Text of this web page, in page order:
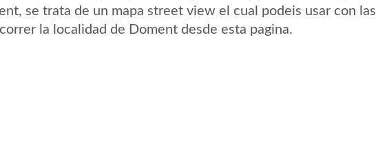
se trata de un mapa street view el cual podeis usar con las
la localidad de Doment desde esta pagina.